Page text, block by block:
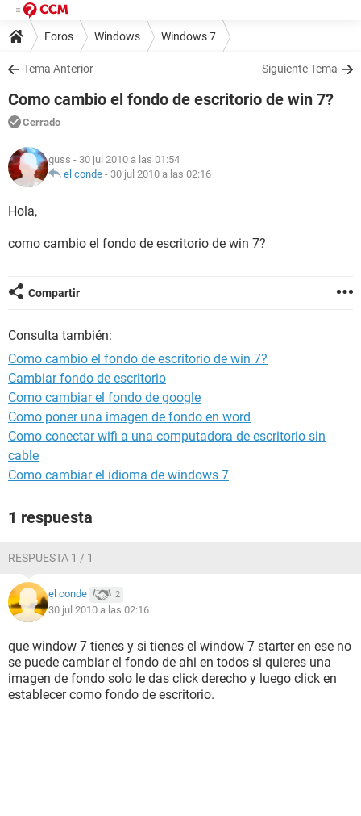
Foros Windows Windows 7
Tema Anterior Siguiente Tema
Como cambio el fondo de escritorio de win 7?
Cerrado
guss - 30 jul 2010 a las 01:54
el conde - 30 jul 2010 a las 02:16
Hola,
como cambio el fondo de escritorio de win 7?
Compartir
Consulta también:
Como cambio el fondo de escritorio de win 7?
Cambiar fondo de escritorio
Como cambiar el fondo de google
Como poner una imagen de fondo en word
Como conectar wifi a una computadora de escritorio sin
cable
Como cambiar el idioma de windows 7
1 respuesta
RESPUESTA 1 / 1
el conde 2
30 jul 2010 a las 02:16
que window 7 tienes y si tienes el window 7 starter en ese no
se puede cambiar el fondo de ahi en todos si quieres una
imagen de fondo solo le das click derecho y luego click en
establecer como fondo de escritorio.